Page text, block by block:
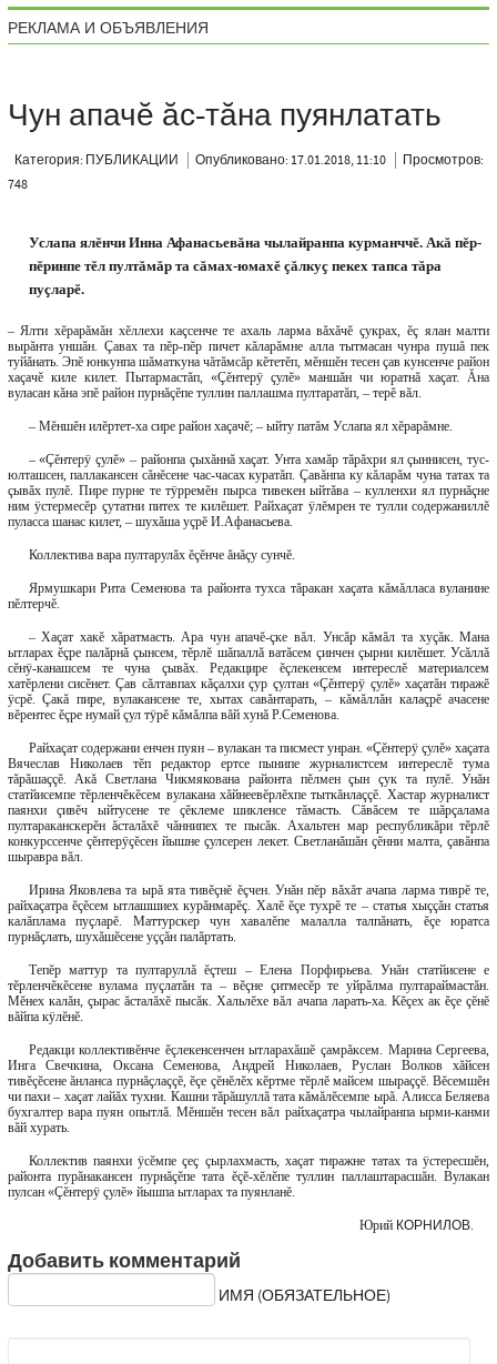
РЕКЛАМА И ОБЪЯВЛЕНИЯ
Чун апачĕ ăс-тăна пуянлатать
Категория: ПУБЛИКАЦИИ Опубликовано: 17.01.2018, 11:10
Просмотров:
748
Услапа ялĕнчи Инна Афанасьевăна чылайранпа курманччĕ. Акă пĕр-
пĕринпе тĕл пултăмăр та сăмах-юмахĕ çăлкуç пекех тапса тăра
пуçларĕ.
– Ялти хĕрарăмăн хĕллехи каçсенче те ахаль ларма вăхăчĕ çукрах, ĕç ялан малти
вырăнта уншăн. Çавах та пĕр-пĕр пичет кăларăмне алла тытмасан чунра пушă пек
туйăнать. Эпĕ юнкунпа шăматкуна чăтăмсăр кĕтетĕп, мĕншĕн тесен çав кунсенче район
хаçачĕ киле килет. Пытармастăп, «Çĕнтерÿ çулĕ» маншăн чи юратнă хаçат. Ăна
вуласан кăна эпĕ район пурнăçĕпе туллин паллашма пултаратăп, – терĕ вăл.
– Мĕншĕн илĕртет-ха сире район хаçачĕ; – ыйту патăм Услапа ял хĕрарăмне.
– «Çĕнтерÿ çулĕ» – районпа çыхăннă хаçат. Унта хамăр тăрăхри ял çыннисен, тус-
юлташсен, паллакансен сăнĕсене час-часах куратăп. Çавăнпа ку кăларăм чуна татах та
çывăх пулĕ. Пире пурне те тÿрремĕн пырса тивекен ыйтăва – кулленхи ял пурнăçне
ним ÿстермесĕр çутатни питех те килĕшет. Райхаçат ÿлĕмрен те тулли содержаниллĕ
пуласса шанас килет, – шухăша уçрĕ И.Афанасьева.
Коллектива вара пултарулăх ĕçĕнче ăнăçу сунчĕ.
Ярмушкари Рита Семенова та районта тухса тăракан хаçата кăмăлласа вуланине
пĕлтерчĕ.
– Хаçат хакĕ хăратмасть. Ара чун апачĕ-çке вăл. Унсăр кăмăл та хуçăк. Мана
ытларах ĕçре палăрнă çынсем, тĕрлĕ шăпаллă ватăсем çинчен çырни килĕшет. Усăллă
сĕнÿ-канашсем те чуна çывăх. Редакцире ĕçлекенсем интереслĕ материалсем
хатĕрлени сисĕнет. Çав сăлтавпах кăçалхи çур çултан «Çĕнтерÿ çулĕ» хаçатăн тиражĕ
ÿсрĕ. Çакă пире, вулакансене те, хытах савăнтарать, – кăмăллăн калаçрĕ ачасене
вĕрентес ĕçре нумай çул тÿрĕ кăмăлпа вăй хунă Р.Семенова.
Райхаçат содержани енчен пуян – вулакан та писмест унран. «Çĕнтерÿ çулĕ» хаçата
Вячеслав Николаев тĕп редактор ертсе пынипе журналистсем интереслĕ тума
тăрăшаççĕ. Акă Светлана Чикмякована районта пĕлмен çын çук та пулĕ. Унăн
статйисемпе тĕрленчĕкĕсем вулакана хăйнеевĕрлĕхпе тыткăнлаççĕ. Хастар журналист
паянхи çивĕч ыйтусене те çĕклеме шикленсе тăмасть. Сăвăсем те шăрçалама
пултараканскерĕн ăсталăхĕ чăннипех те пысăк. Ахальтен мар республикăри тĕрлĕ
конкурссенче çĕнтерÿçĕсен йышне çулсерен лекет. Светланăшăн çĕнни малта, çавăнпа
шыравра вăл.
Ирина Яковлева та ырă ята тивĕçнĕ ĕçчен. Унăн пĕр вăхăт ачапа ларма тиврĕ те,
райхаçатра ĕçĕсем ытлашшиех курăнмарĕç. Халĕ ĕçе тухрĕ те – статья хыççăн статья
калăплама пуçларĕ. Маттурскер чун хавалĕпе малалла талпăнать, ĕçе юратса
пурнăçлать, шухăшĕсене уççăн палăртать.
Тепĕр маттур та пултаруллă ĕçтеш – Елена Порфирьева. Унăн статйисене е
тĕрленчĕкĕсене вулама пуçлатăн та – вĕçне çитмесĕр те уйрăлма пултараймастăн.
Мĕнех калăн, çырас ăсталăхĕ пысăк. Хальлĕхе вăл ачапа ларать-ха. Кĕçех ак ĕçе çĕнĕ
вăйпа кÿлĕнĕ.
Редакци коллективĕнче ĕçлекенсенчен ытларахăшĕ çамрăксем. Марина Сергеева,
Инга Свечкина, Оксана Семенова, Андрей Николаев, Руслан Волков хăйсен
тивĕçĕсене ăнланса пурнăçлаççĕ, ĕçе çĕнĕлĕх кĕртме тĕрлĕ майсем шыраççĕ. Вĕсемшĕн
чи пахи – хаçат лайăх тухни. Кашни тăрăшуллă тата кăмăлĕсемпе ырă. Алисса Беляева
бухгалтер вара пуян опытлă. Мĕншĕн тесен вăл райхаçатра чылайранпа ырми-канми
вăй хурать.
Коллектив паянхи ÿсĕмпе çеç çырлахмасть, хаçат тиражне татах та ÿстересшĕн,
районта пурăнакансен пурнăçĕпе тата ĕçĕ-хĕлĕпе туллин паллаштарасшăн. Вулакан
пулсан «Çĕнтерÿ çулĕ» йышпа ытларах та пуянланĕ.
Юрий КОРНИЛОВ.
Добавить комментарий
ИМЯ (ОБЯЗАТЕЛЬНОЕ)